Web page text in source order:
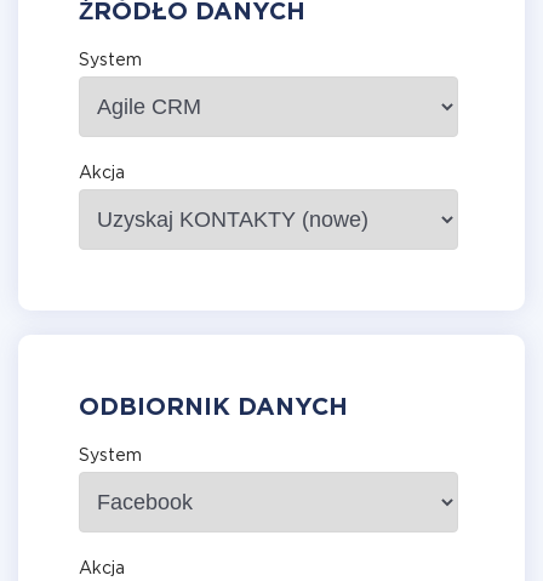
ŹRÓDŁO DANYCH
System
Akcja
ODBIORNIK DANYCH
System
Akcja